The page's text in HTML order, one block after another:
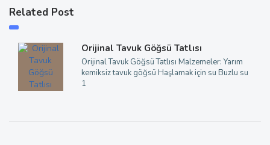
Related Post
Orijinal Tavuk Göğsü Tatlısı
Orijinal Tavuk Göğsü Tatlısı Malzemeler: Yarım
kemiksiz tavuk göğsü Haşlamak için su Buzlu su
1